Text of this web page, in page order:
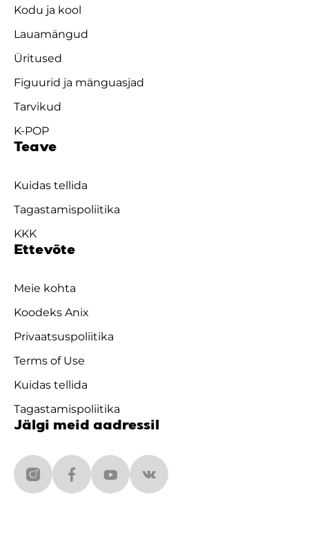
Kodu ja kool
Lauamängud
Üritused
Figuurid ja mänguasjad
Tarvikud
K-POP
Teave
Kuidas tellida
Tagastamispoliitika
KKK
Ettevõte
Meie kohta
Koodeks Anix
Privaatsuspoliitika
Terms of Use
Kuidas tellida
Tagastamispoliitika
Jälgi meid aadressil